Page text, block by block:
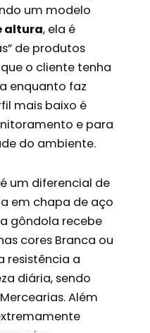
um modelo
altura, ela é
de produtos
o cliente tenha
enquanto faz
mais baixo é
e para
do ambiente.
um diferencial de
em chapa de aço
gôndola recebe
cores Branca ou
resistência a
diária, sendo
Além